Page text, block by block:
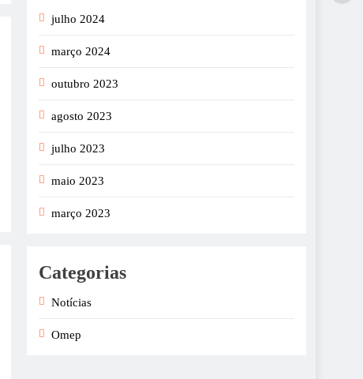
julho 2024
março 2024
outubro 2023
agosto 2023
julho 2023
maio 2023
março 2023
Categorias
Notícias
Omep